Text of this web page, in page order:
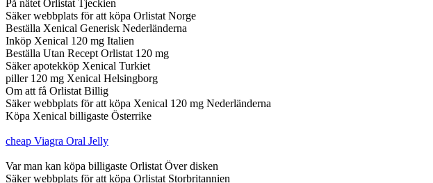
På nätet Orlistat Tjeckien
Säker webbplats för att köpa Orlistat Norge
Beställa Xenical Generisk Nederländerna
Inköp Xenical 120 mg Italien
Beställa Utan Recept Orlistat 120 mg
Säker apotekköp Xenical Turkiet
piller 120 mg Xenical Helsingborg
Om att få Orlistat Billig
Säker webbplats för att köpa Xenical 120 mg Nederländerna
Köpa Xenical billigaste Österrike
cheap Viagra Oral Jelly
Var man kan köpa billigaste Orlistat Över disken
Säker webbplats för att köpa Orlistat Storbritannien